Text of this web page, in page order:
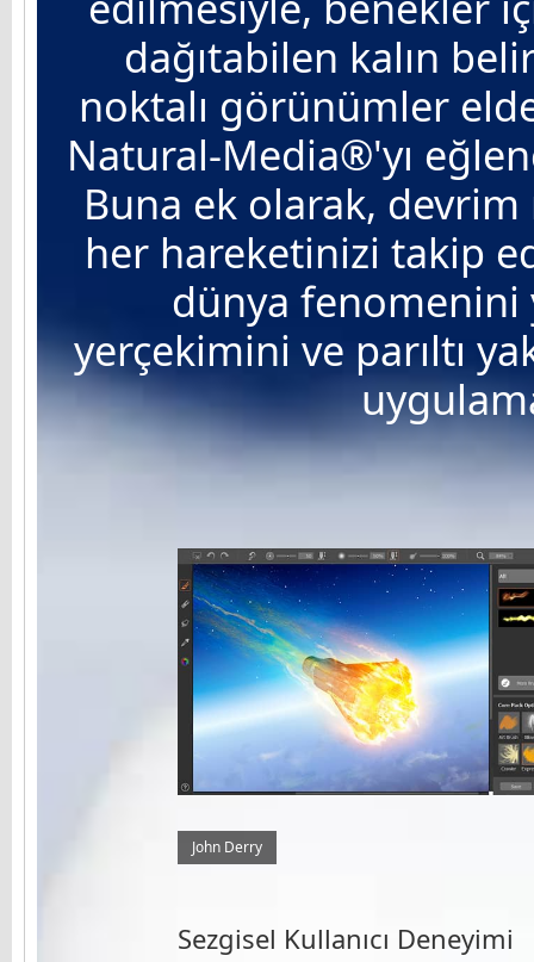
dağıtabilen kalın
noktalı görünümler
Natural-Media®'yı
Buna ek olarak, devrim
her hareketinizi takip
dünya fenomenini
yerçekimini ve parıltı
John Derry
Sezgisel Kullanıcı Deneyimi